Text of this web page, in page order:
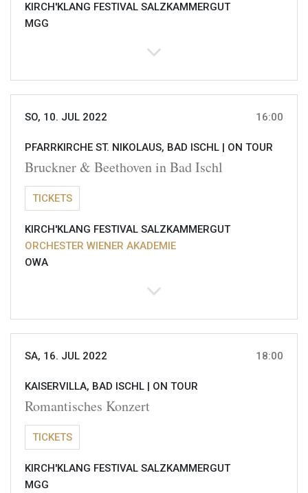
KIRCH'KLANG FESTIVAL SALZKAMMERGUT
MGG
SO, 10. JUL 2022 16:00
PFARRKIRCHE ST. NIKOLAUS, BAD ISCHL | ON TOUR
Bruckner & Beethoven in Bad Ischl
TICKETS
KIRCH'KLANG FESTIVAL SALZKAMMERGUT
ORCHESTER WIENER AKADEMIE
OWA
SA, 16. JUL 2022 18:00
KAISERVILLA, BAD ISCHL | ON TOUR
Romantisches Konzert
TICKETS
KIRCH'KLANG FESTIVAL SALZKAMMERGUT
MGG